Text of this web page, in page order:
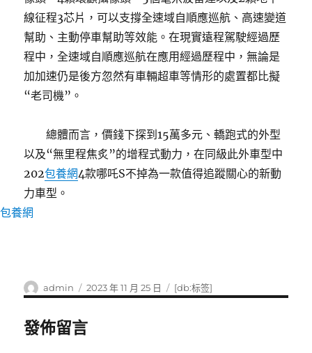
線征程3芯片，可以支撐全速域自順應巡航、高速變道
幫助、主動停車幫助等效能。在現實遠程駕駛經過歷
程中，全速域自順應巡航在應用經過歷程中，無論是
加加速仍是後方忽然有車輛超車等情形的處置都比擬
“老司機”。
總體而言，價錢下探到15萬多元、轎跑式的外型
以及“無里程焦炙”的增程式動力，在同級此外車型中
202包養網4款哪吒S不掉為一款值得追蹤關心的新動
力車型。
包養網
作
者
admin
發
佈
2023 年 11 月 25 日
標
籤
[db:标签]
發佈留言